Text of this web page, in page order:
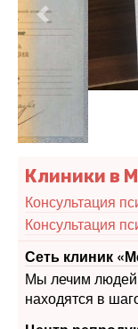
Клиники в
Консультация
Консультация
Сеть клиник
Мы лечим людей
Центр
Диагностика.